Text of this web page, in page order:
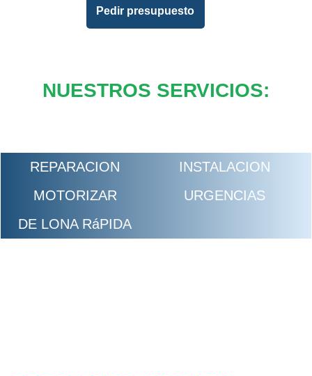
Pedir presupuesto
NUESTROS SERVICIOS:
REPARACION
INSTALACION
MOTORIZAR
URGENCIAS
DE LONA RáPIDA